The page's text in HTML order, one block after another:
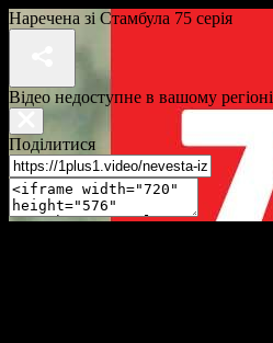
Наречена зі Стамбула 75 серія
Відео недоступне в вашому регіоні
Поділитися